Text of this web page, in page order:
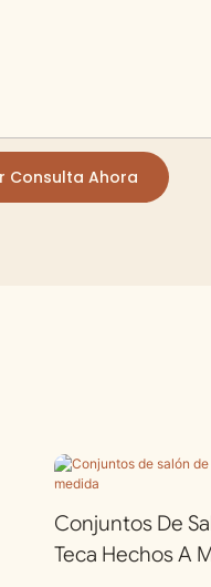
Consulta Ahora
Conjuntos De
Teca Hechos A